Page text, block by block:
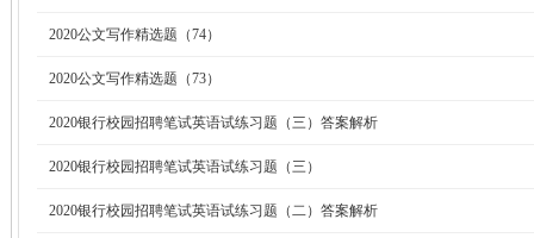
2020公文写作精选题（74）
2020公文写作精选题（73）
2020银行校园招聘笔试英语试练习题（三）答案解析
2020银行校园招聘笔试英语试练习题（三）
2020银行校园招聘笔试英语试练习题（二）答案解析